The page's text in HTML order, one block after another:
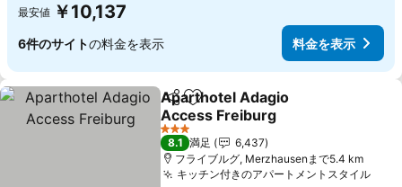
最安値 ￥10,137
6件のサイトの料金を表示 料金を表示
シェアお気に入りに追加
Aparthotel Adagio
Access Freiburg
料金を表示
3 ホテルのランク
8.1 満足
6,437
フライブルグ, Merzhausenまで5.4 km
キッチン付きのアパートメントスタイル料金